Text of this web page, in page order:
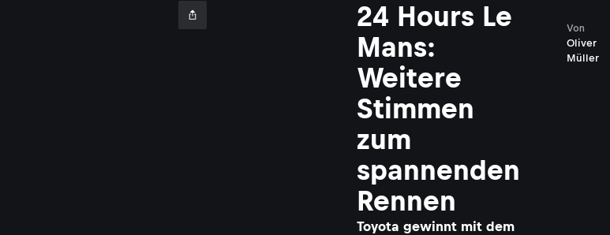
24 Hours Le
Mans:
Weitere
Stimmen
zum
spannenden
Rennen
Toyota gewinnt mit dem
Oliver
Müller
Von